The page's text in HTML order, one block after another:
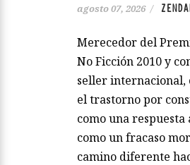
agosto 07, 2026 /
Merecedor del
No Ficción 2010 y
seller
el trastorno por
como una
como un fracaso
camino diferente